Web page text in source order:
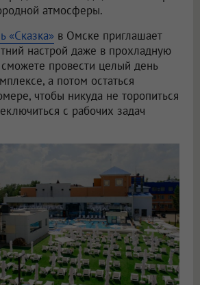
атмосферы.
«Сказка» в Омске приглашает
настрой даже в прохладную
провести целый день
а потом остаться
чтобы никуда не торопиться
с рабочих задач